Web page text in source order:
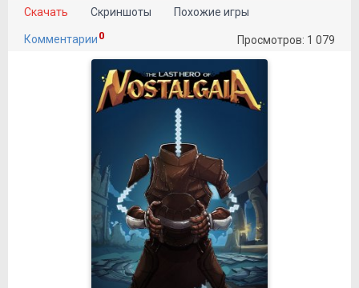
Скачать Скриншоты Похожие игры
Комментарии 0 Просмотров: 1 079